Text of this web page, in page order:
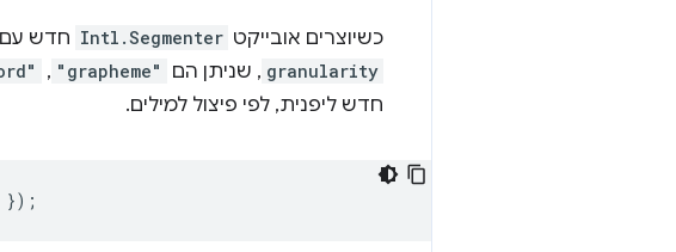
כשיוצרים אובייקט Intl.Segmenter חדש עם
granularity , שניתן הם "grapheme"
,
חדש ליפנית, לפי פיצול למילים.
});